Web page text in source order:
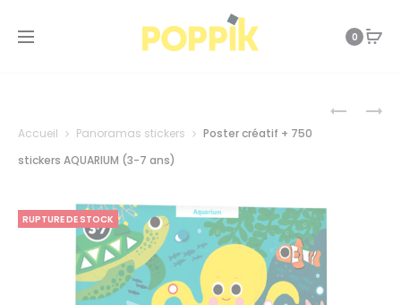
0
POSTER
POSTER
Accueil Panoramas stickers
Poster créatif + 750
stickers AQUARIUM (3-7 ans)
RUPTURE DE STOCK